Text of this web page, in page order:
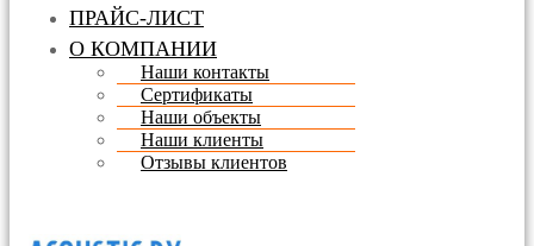
ПРАЙС-ЛИСТ
О КОМПАНИИ
Наши контакты
Сертификаты
Наши объекты
Наши клиенты
Отзывы клиентов